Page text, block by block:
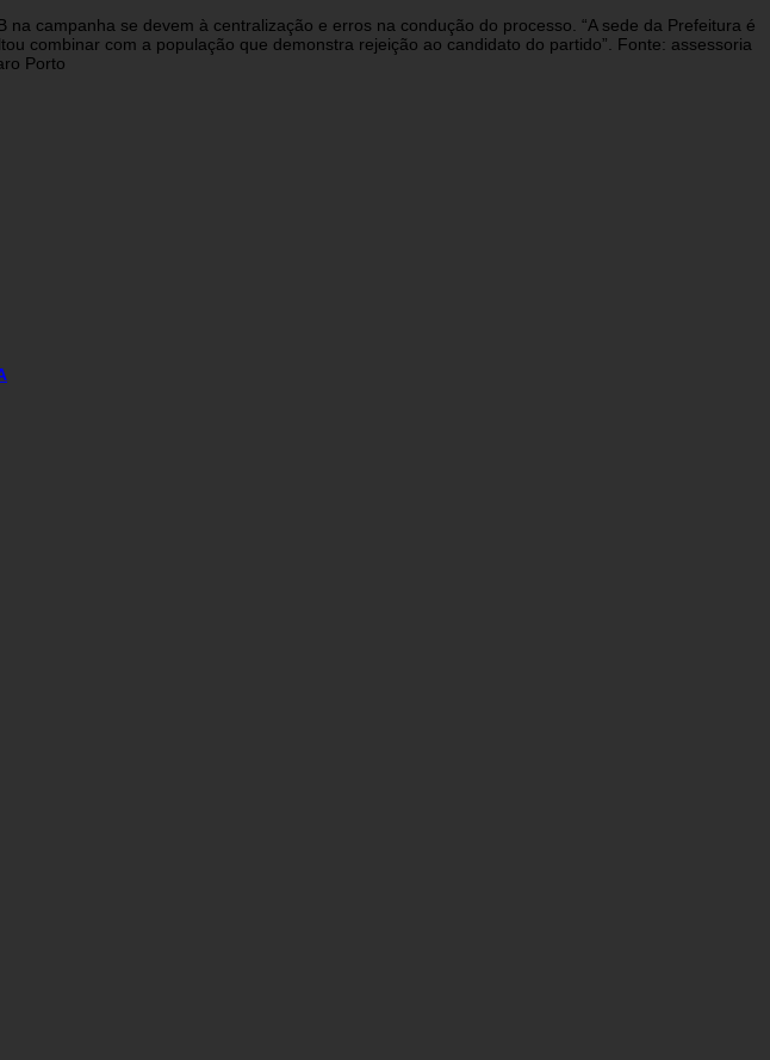
campanha se devem à centralização e erros na condução do processo. “A sede da Prefeitura é
combinar com a população que demonstra rejeição ao candidato do partido”. Fonte: assessoria
Porto